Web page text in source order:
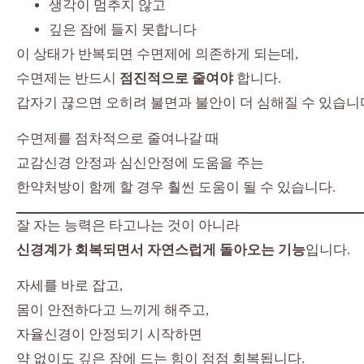
생각이 멈추지 않고
깊은 잠에 들지 못합니다
이 상태가 반복되면 수면제에 의존하게 되는데,
수면제는 반드시 점진적으로 줄여야합니다.
갑자기 끊으면 오히려 불면과 불안이 더 심해질 수 있습니
수면제를 점차적으로 줄여나갈 때
교감신경 안정과 심신안정에 도움을 주는
한약처방이 함께 할 경우 훨씬 도움이 될 수 있습니다.
잘 자는 능력은 타고나는 것이 아니라
신경계가 회복되면서 자연스럽게 돌아오는 기능입니다.
자세를 바로 잡고,
몸이 안전하다고 느끼게 해주고,
자율신경이 안정되기 시작하면
약 없이도 깊은 잠에 드는 힘이 점점 회복됩니다.